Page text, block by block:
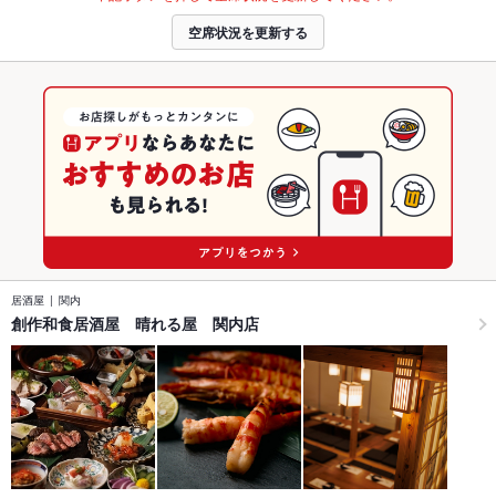
空席状況を更新する
居酒屋 関内
創作和食居酒屋 晴れる屋 関内店